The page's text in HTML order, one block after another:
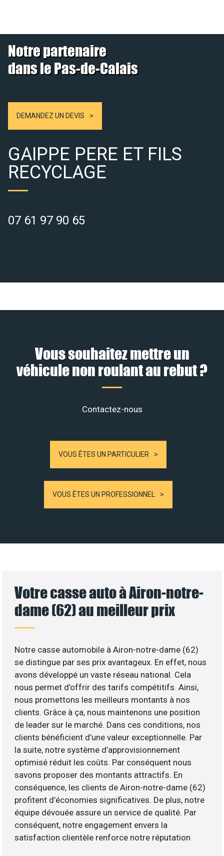
Notre partenaire
dans le Pas-de-Calais
DEMANDEZ UN DEVIS
GAIPPE PERE ET FILS
RECYCLAGE
07 61 97 90 65
Vous souhaitez mettre un
véhicule non roulant au rebut ?
Contactez-nous
VOUS ÊTES UN PARTICULIER
VOUS ÊTES UN PROFESSIONNEL
Votre casse auto à Airon-notre-
dame (62) au meilleur prix
Notre casse automobile à Airon-notre-dame (62)
se distingue par ses prix avantageux. En effet, nous
avons développé un vaste réseau national. Cela
nous permet d’offrir des tarifs compétitifs. Ainsi,
nous promettons les meilleurs montants à nos
clients. Grâce à ça, nous maintenons une position
de leader sur le marché. Dans ces conditions, nos
clients bénéficient d’une valeur exceptionnelle. Par
la suite, notre système d’approvisionnement
optimisé réduit les coûts. Par conséquent nous
savons proposer des montants attractifs. En
conséquence, les clients de Airon-notre-dame (62)
profitent d’économies significatives. De plus, notre
équipe dévouée assure un service de qualité. Par
conséquent, notre engagement envers la
satisfaction clientèle renforce notre réputation